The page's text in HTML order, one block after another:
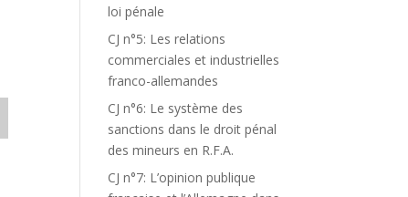
loi pénale
CJ n°5: Les relations
commerciales et industrielles
franco-allemandes
CJ n°6: Le système des
sanctions dans le droit pénal
des mineurs en R.F.A.
CJ n°7: L’opinion publique